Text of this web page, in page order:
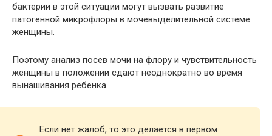
бактерии в этой ситуации могут вызвать развитие
патогенной микрофлоры в мочевыделительной системе
женщины.
Поэтому анализ посев мочи на флору и чувствительность
женщины в положении сдают неоднократно во время
вынашивания ребенка.
Если нет жалоб, то это делается в первом